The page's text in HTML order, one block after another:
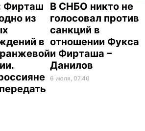
Фирташ
из
в
В СНБО никто не
голосовал против
санкций в
отношении Фукса
и Фирташа –
Данилов
6 июля, 07.40